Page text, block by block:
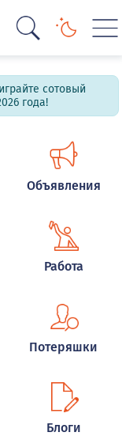
сотовый
года!
Объявления
Работа
Потеряшки
Блоги